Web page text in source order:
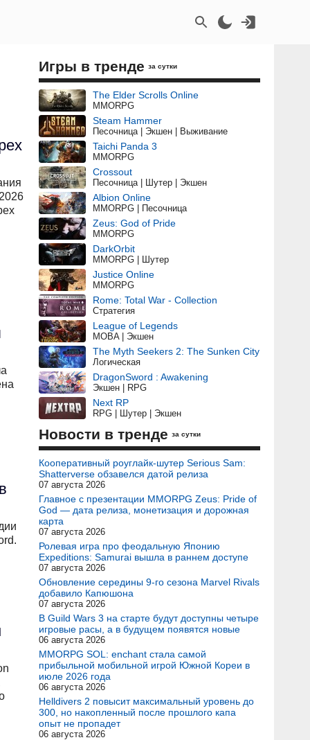
Игры в тренде за сутки
The Elder Scrolls Online
MMORPG
Steam Hammer
Песочница | Экшен | Выживание
Taichi Panda 3
MMORPG
Crossout
Песочница | Шутер | Экшен
Albion Online
MMORPG | Песочница
Zeus: God of Pride
MMORPG
DarkOrbit
MMORPG | Шутер
Justice Online
MMORPG
Rome: Total War - Collection
Стратегия
League of Legends
MOBA | Экшен
The Myth Seekers 2: The Sunken City
Логическая
DragonSword : Awakening
Экшен | RPG
Next RP
RPG | Шутер | Экшен
Новости в тренде за сутки
Кооперативный роуглайк-шутер Serious Sam:
Shatterverse обзавелся датой релиза
07 августа 2026
Главное с презентации MMORPG Zeus: Pride of
God — дата релиза, монетизация и дорожная
карта
07 августа 2026
Ролевая игра про феодальную Японию
Expeditions: Samurai вышла в раннем доступе
07 августа 2026
Обновление середины 9-го сезона Marvel Rivals
добавило Капюшона
07 августа 2026
В Guild Wars 3 на старте будут доступны четыре
игровые расы, а в будущем появятся новые
06 августа 2026
MMORPG SOL: enchant стала самой
прибыльной мобильной игрой Южной Кореи в
июле 2026 года
06 августа 2026
Helldivers 2 повысит максимальный уровень до
300, но накопленный после прошлого капа
опыт не пропадет
06 августа 2026